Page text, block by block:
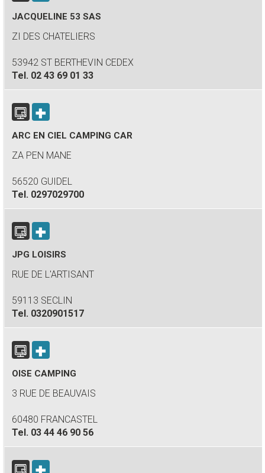
JACQUELINE 53 SAS
ZI DES CHATELIERS
53942 ST BERTHEVIN CEDEX
Tel. 02 43 69 01 33
ARC EN CIEL CAMPING CAR
ZA PEN MANE
56520 GUIDEL
Tel. 0297029700
JPG LOISIRS
RUE DE L'ARTISANT
59113 SECLIN
Tel. 0320901517
OISE CAMPING
3 RUE DE BEAUVAIS
60480 FRANCASTEL
Tel. 03 44 46 90 56